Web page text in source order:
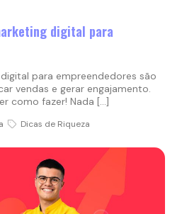
digital para
para empreendedores são
vendas e gerar engajamento.
como fazer! Nada […]
Dicas de Riqueza